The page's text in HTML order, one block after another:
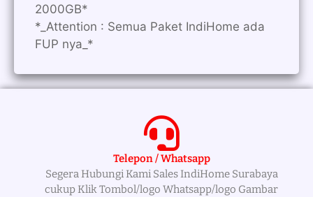
2000GB*
*_Attention : Semua Paket IndiHome ada
FUP nya_*
Telepon / Whatsapp
Segera Hubungi Kami Sales IndiHome Surabaya
cukup Klik Tombol/logo Whatsapp/logo Gambar